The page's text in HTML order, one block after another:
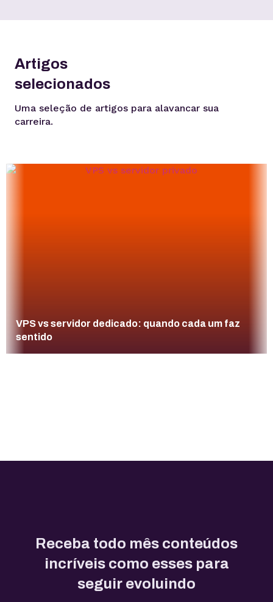
Artigos
selecionados
Uma seleção de artigos para alavancar sua
carreira.
VPS vs servidor dedicado: quando cada um faz
sentido
Receba todo mês conteúdos
incríveis como esses para
seguir evoluindo